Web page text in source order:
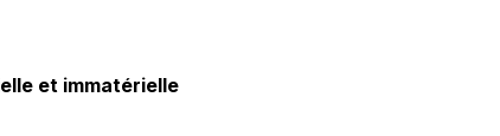
et immatérielle